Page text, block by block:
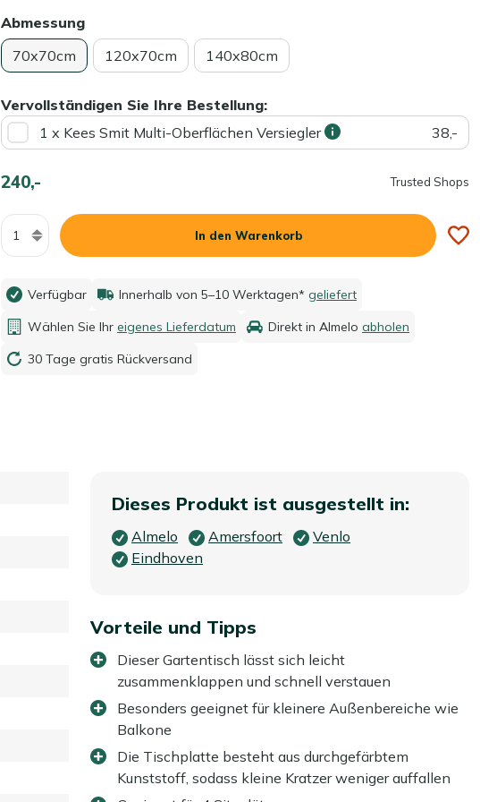
Abmessung
70x70cm
120x70cm 140x80cm
Vervollständigen Sie Ihre Bestellung:
1 x Kees Smit Multi-Oberflächen Versiegler
38,-
240,- Trusted Shops
Menge
In den Warenkorb
Verfügbar Innerhalb von 5–10 Werktagen* geliefert
Wählen Sie Ihr eigenes Lieferdatum Direkt in Almelo abholen
30 Tage gratis Rückversand
Dieses Produkt ist ausgestellt in:
Almelo Amersfoort
Venlo
Eindhoven
Vorteile und Tipps
Dieser Gartentisch lässt sich leicht
zusammenklappen und schnell verstauen
Besonders geeignet für kleinere Außenbereiche wie
Balkone
Die Tischplatte besteht aus durchgefärbtem
Kunststoff, sodass kleine Kratzer weniger auffallen